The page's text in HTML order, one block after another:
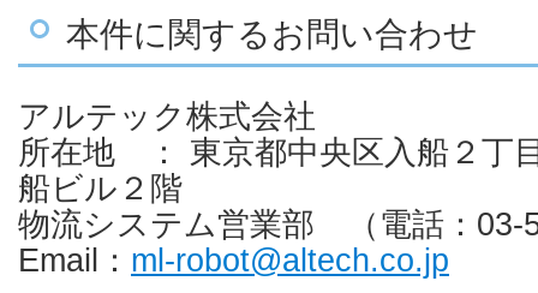
本件に関するお問い合わせ
アルテック株式会社
所在地 ： 東京都中央区入船２丁
船ビル２階
物流システム営業部 （電話：03-
Email： ml-robot@altech.co.jp